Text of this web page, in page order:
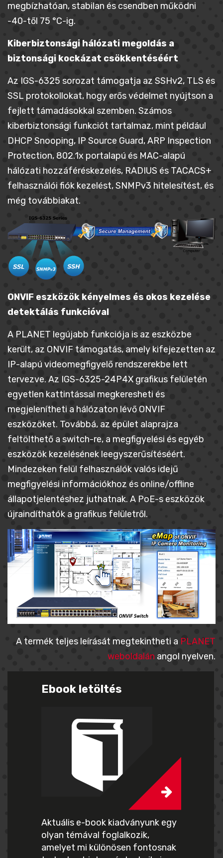
Ebook letöltés
Aktuális e-book kiadványunk egy
olyan témával foglalkozik,
amelyet mi különösen fontosnak
megbízhatóan, stabilan és csendben működni
-40-től 75 °C-ig.
Kiberbiztonsági hálózati megoldás a
biztonsági kockázat csökkentéséért
Az IGS-6325 sorozat támogatja az SSHv2, TLS és
SSL protokollokat, hogy erős védelmet nyújtson a
fejlett támadásokkal szemben. Számos
kiberbiztonsági funkciót tartalmaz, mint például
DHCP Snooping, IP Source Guard, ARP Inspection
Protection, 802.1x portalapú és MAC-alapú
hálózati hozzáféréskezelés, RADIUS és TACACS+
felhasználói fiók kezelést, SNMPv3 hitelesítést, és
még továbbiakat.
ONVIF eszközök kényelmes és okos kezelése
detektálás funkcióval
A PLANET legújabb funkciója is az eszközbe
került, az ONVIF támogatás, amely kifejezetten az
IP-alapú videomegfigyelő rendszerekbe lett
tervezve. Az IGS-6325-24P4X grafikus felületén
egyetlen kattintással megkeresheti és
megjelenítheti a hálózaton lévő ONVIF
eszközöket. Továbbá, az épület alaprajza
feltölthető a switch-re, a megfigyelési és egyéb
eszközök kezelésének leegyszerűsítéséért.
Mindezeken felül felhasználók valós idejű
megfigyelési információkhoz és online/offline
állapotjelentéshez juthatnak. A PoE-s eszközök
újraindíthatók a grafikus felületről.
A termék teljes leírását megtekintheti a PLANET
weboldalán angol nyelven.